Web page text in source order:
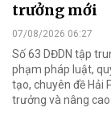
trưởng mới
07/08/2026 06:27
Số 63 DĐDN tập
phạm pháp luật,
tạo, chuyên đề Hải
trưởng và nâng